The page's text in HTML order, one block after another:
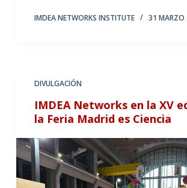
IMDEA NETWORKS INSTITUTE 31 MARZO
DIVULGACIÓN
IMDEA Networks en la XV
la Feria Madrid es Ciencia